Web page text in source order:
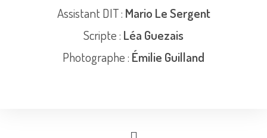
Assistant DIT : Mario Le Sergent
Scripte : Léa Guezais
Photographe : Émilie Guilland​